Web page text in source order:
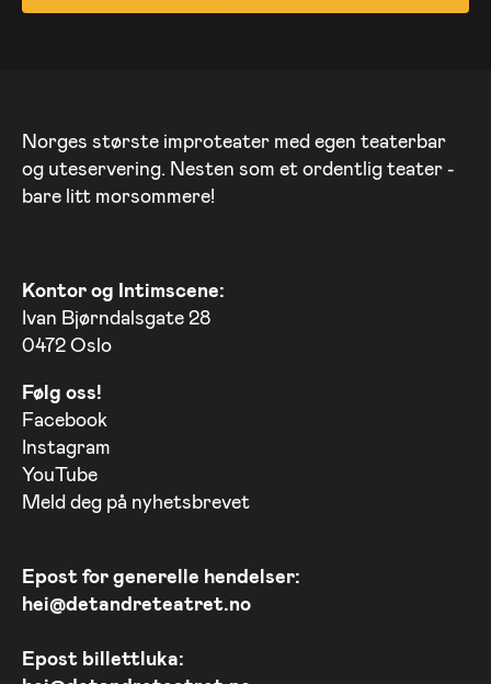
Norges største improteater med egen teaterbar
og uteservering. Nesten som et ordentlig teater -
bare litt morsommere!
Kontor og Intimscene:
Ivan Bjørndalsgate 28
0472 Oslo
Følg oss!
Facebook
Instagram
YouTube
Meld deg på nyhetsbrevet
Epost for generelle hendelser:
hei@detandreteatret.no
Epost billettluka: